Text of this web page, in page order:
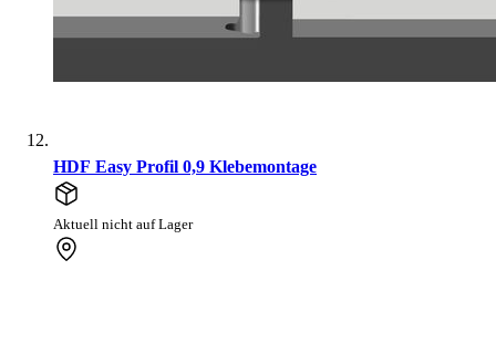
HDF Easy Profil 0,9 Klebemontage
Aktuell nicht auf Lager